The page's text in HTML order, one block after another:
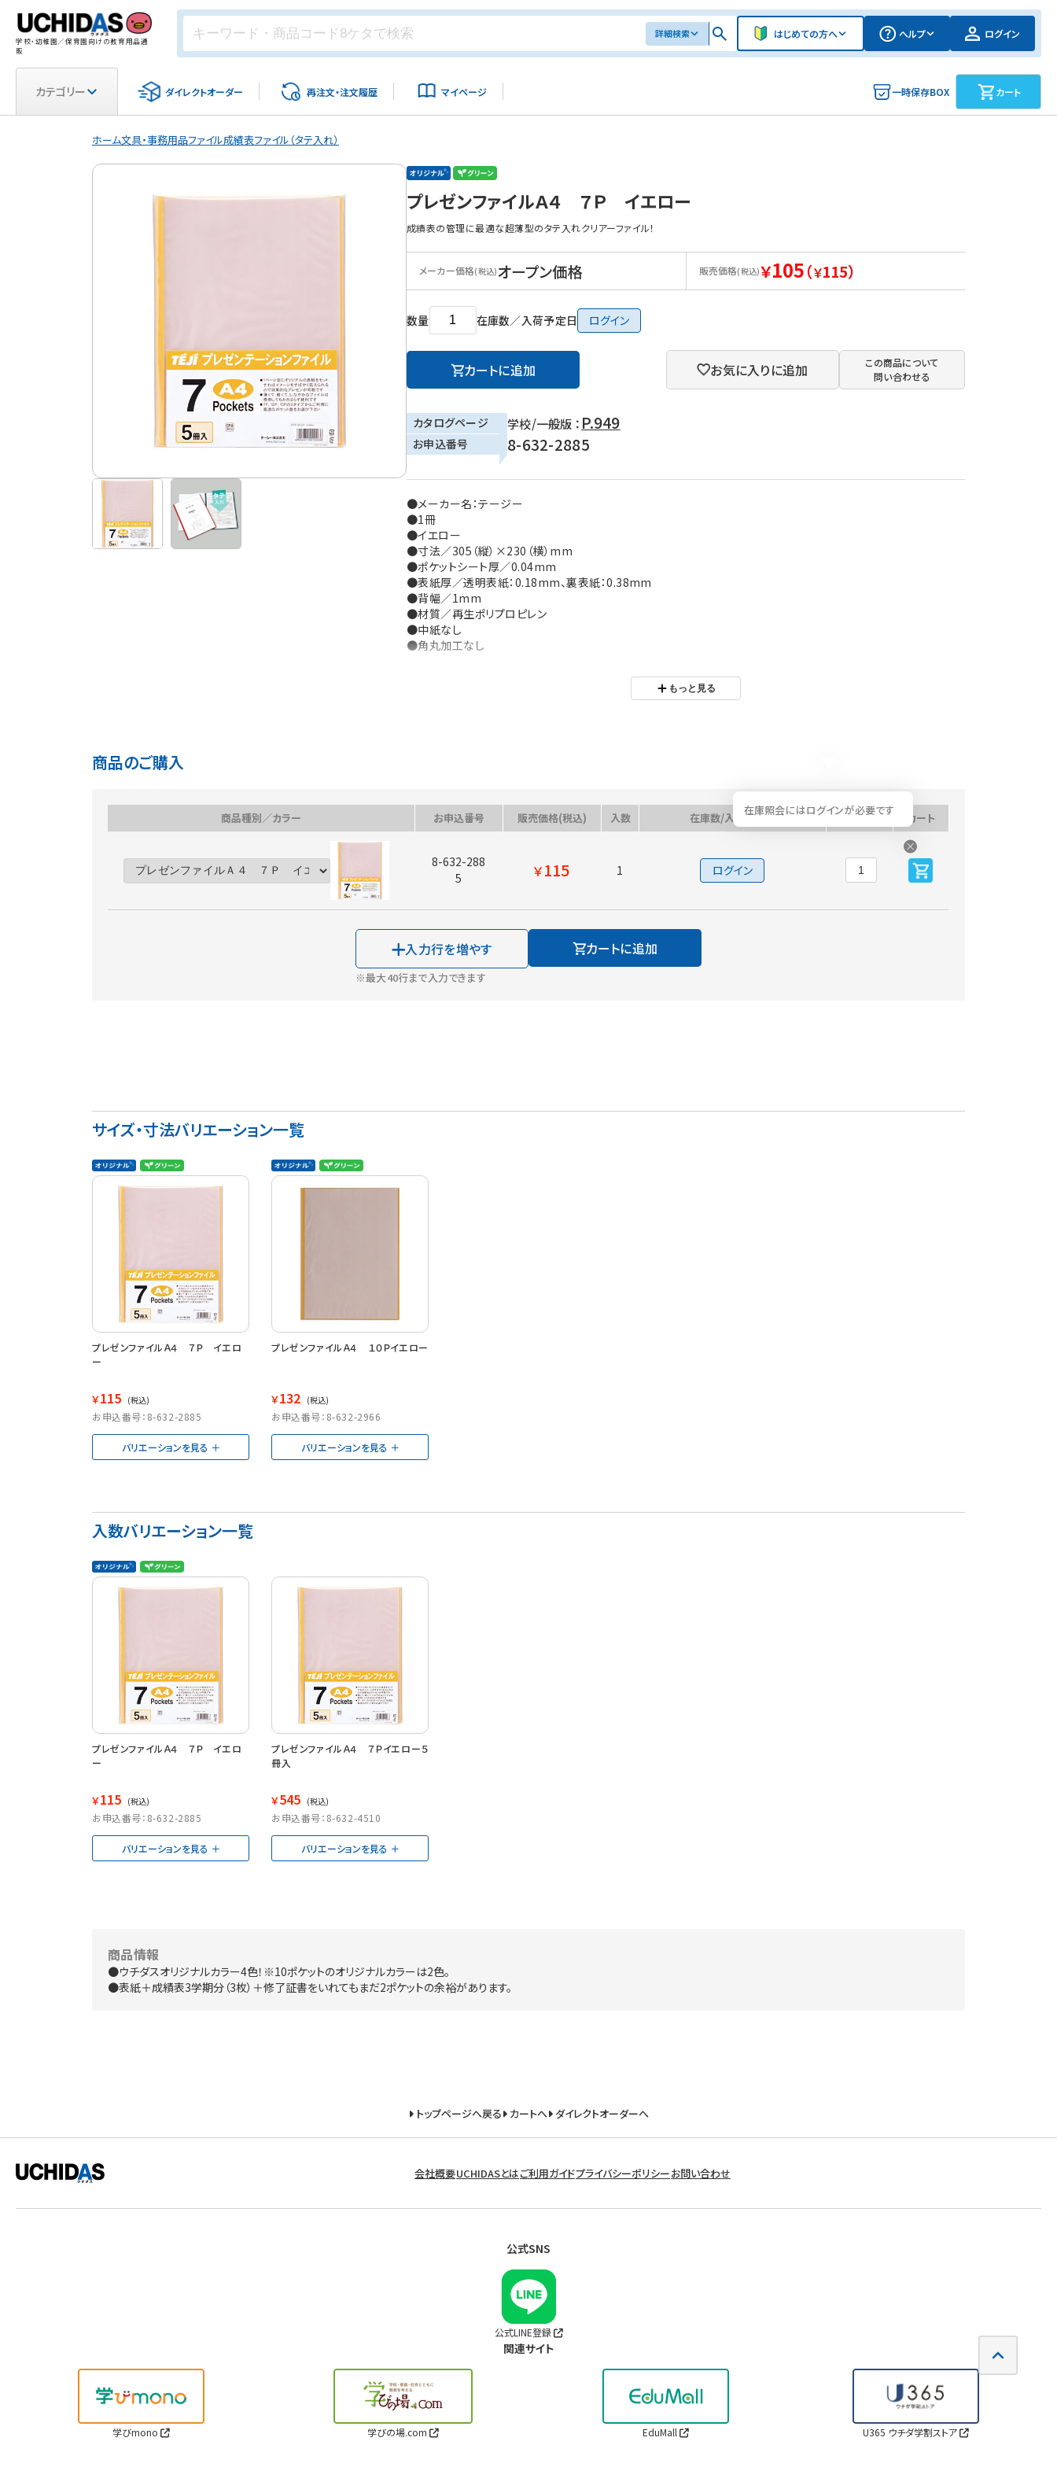
学校・幼稚園／保育園向けの教育用品通
販
詳細検索 はじめての方へ ヘルプ ログイン
カテゴリー ダイレクトオーダー 再注文・注文履歴 マイページ 一時保存BOX カート
ホーム文具・事務用品ファイル成績表ファイル（タテ入れ）
プレゼンファイルＡ４ ７Ｐ イエロー
成績表の管理に最適な超薄型のタテ入れクリアーファイル！
メーカー価格(税込)オープン価格 販売価格(税込)￥105（￥115）
数量 在庫数／入荷予定日 ログイン
カートに追加 お気に入りに追加
この商品について
問い合わせる
カタログページ 学校/一般版 ： P.949
お申込番号 8-632-2885
●メーカー名：テージー
●1冊
●イエロー
●寸法／305（縦）×230（横）mm
●ポケットシート厚／0.04mm
●表紙厚／透明表紙：0.18mm、裏表紙：0.38mm
●背幅／1mm
●材質／再生ポリプロピレン
●中紙なし
●角丸加工なし
※ご利用の環境により、実物の色と異なる場合がございます。
もっと見る
商品のご購入
商品種別／カラー お申込番号 販売価格(税込) 入数 在庫数/入荷予定日
在庫照会にはログインが必要です
数量 カート
8-632-288
5
￥115 1 ログイン
入力行を増やす
※最大40行まで入力できます
カートに追加
サイズ・寸法バリエーション一覧
プレゼンファイルＡ４ ７Ｐ イエロ
ー
￥115 (税込)
お申込番号：8-632-2885
バリエーションを見る
プレゼンファイルＡ４ １０Ｐイエロー
￥132 (税込)
お申込番号：8-632-2966
バリエーションを見る
入数バリエーション一覧
プレゼンファイルＡ４ ７Ｐ イエロ
ー
￥115 (税込)
お申込番号：8-632-2885
バリエーションを見る
プレゼンファイルＡ４ ７Ｐイエロー５
冊入
￥545 (税込)
お申込番号：8-632-4510
バリエーションを見る
商品情報
●ウチダスオリジナルカラー4色！※10ポケットのオリジナルカラーは2色。
●表紙＋成績表3学期分（3枚）＋修了証書をいれてもまだ2ポケットの余裕があります。
トップページへ戻る カートへ ダイレクトオーダーへ
会社概要UCHIDASとはご利用ガイドプライバシーポリシーお問い合わせ
公式SNS
公式LINE登録
関連サイト
学びmono 学びの場.com EduMall U365 ウチダ学割ストア